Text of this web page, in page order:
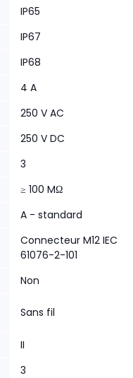
IP65
IP67
IP68
4 A
250 V AC
250 V DC
3
≥ 100 MΩ
A - standard
Connecteur M12 IEC
61076-2-101
Non
Sans fil
II
3